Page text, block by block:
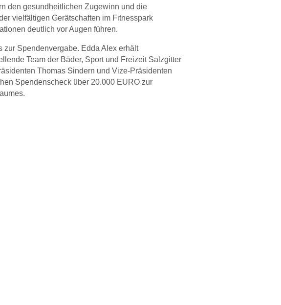
den gesundheitlichen Zugewinn und die
vielfältigen Gerätschaften im Fitnesspark
deutlich vor Augen führen.
zur Spendenvergabe. Edda Alex erhält
Team der Bäder, Sport und Freizeit Salzgitter
Thomas Sindern und Vize-Präsidenten
Spendenscheck über 20.000 EURO zur